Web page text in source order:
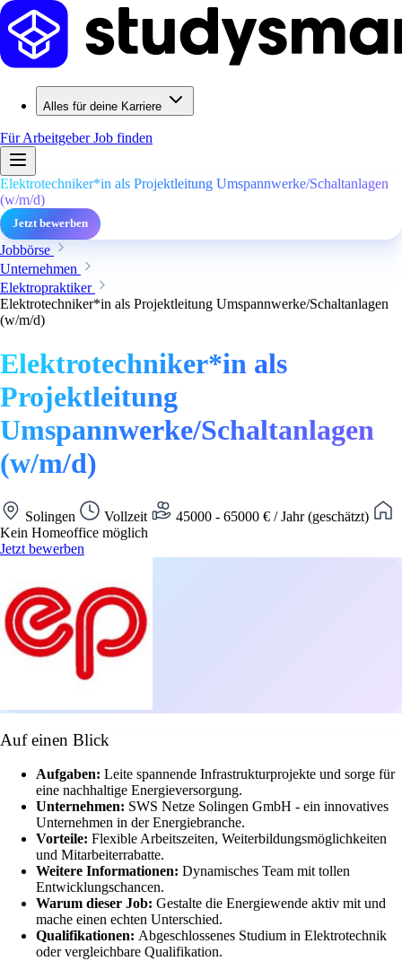
Alles für deine Karriere
Für ArbeitgeberJob finden
Elektrotechniker*in als Projektleitung Umspannwerke/Schaltanlagen
(w/m/d)
Jetzt bewerben
Jobbörse
Unternehmen
Elektropraktiker
Elektrotechniker*in als Projektleitung Umspannwerke/Schaltanlagen
(w/m/d)
Elektrotechniker*in als
Projektleitung
Umspannwerke/Schaltanlagen
(w/m/d)
Solingen Vollzeit
45000 - 65000 € / Jahr (geschätzt)
Kein Homeoffice möglich
Jetzt bewerben
Auf einen Blick
Aufgaben: Leite spannende Infrastrukturprojekte und sorge für
eine nachhaltige Energieversorgung.
Unternehmen: SWS Netze Solingen GmbH - ein innovatives
Unternehmen in der Energiebranche.
Vorteile: Flexible Arbeitszeiten, Weiterbildungsmöglichkeiten
und Mitarbeiterrabatte.
Weitere Informationen: Dynamisches Team mit tollen
Entwicklungschancen.
Warum dieser Job: Gestalte die Energiewende aktiv mit und
mache einen echten Unterschied.
Qualifikationen: Abgeschlossenes Studium in Elektrotechnik
oder vergleichbare Qualifikation.